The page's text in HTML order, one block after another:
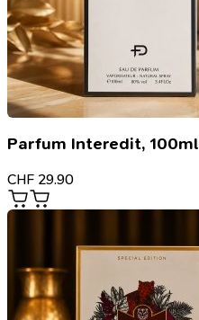
Parfum Interedit, 100ml
CHF 29.90